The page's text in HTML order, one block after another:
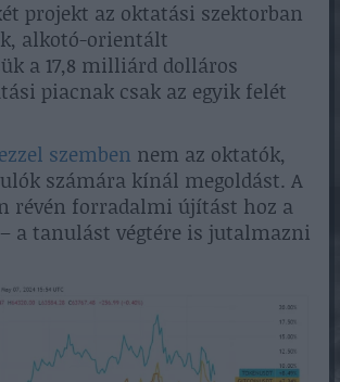
projekt az oktatási szektorban
alkotó-orientált
a 17,8 milliárd dolláros
piacnak csak az egyik felét
szemben nem az oktatók,
számára kínál megoldást. A
révén forradalmi újítást hoz a
a tanulást végtére is jutalmazni